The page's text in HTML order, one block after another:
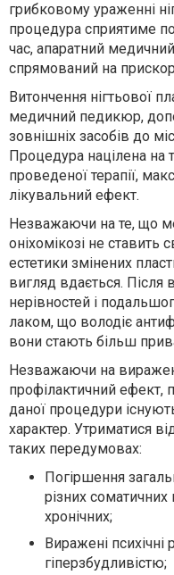
грибковому ураженні
процедура сприятиме
час, апаратний
спрямований на
Витончення нігтьової
медичний педикюр,
зовнішніх засобів до
Процедура націлена на
проведеної терапії,
лікувальний ефект.
Незважаючи на те, що
оніхомікозі не ставить
естетики змінених
вигляд вдається. Після
нерівностей і
лаком, що володіє
вони стають більш
Незважаючи на
профілактичний ефект,
даної процедури
характер. Утриматися
таких передумовах:
Погіршення
різних соматичних
хронічних;
Виражені
гіперзбудливістю;